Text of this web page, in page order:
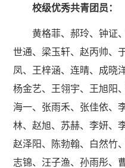
校级优秀共青团员：
黄格菲、郝玲、钟证
世通、梁玉轩、赵丙帅、
凤、王梓涵、连晴、成晓
杨金艺、王翎宇、王旭阳
海一、张雨禾、张佳依、
林、赵旭、苏赫、李妍、
赵泽阳、陈勃翰、白然竹
志锦、汪子渔、孙雨彤、